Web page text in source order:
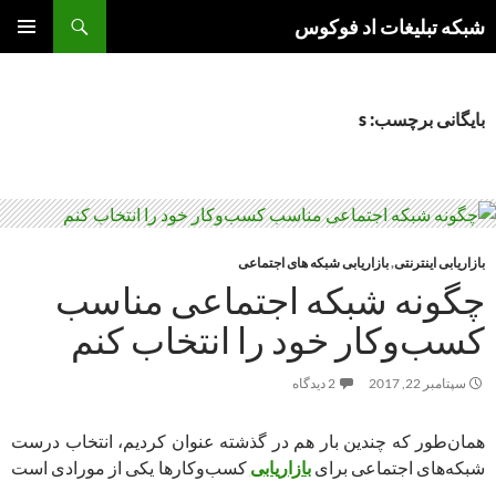
شبکه تبلیغات اد فوکوس
بایگانی برچسب: s
بازاریابی اینترنتی,بازاریابی شبکه های اجتماعی
چگونه شبکه اجتماعی مناسب
کسب‌وکار خود را انتخاب کنم
سپتامبر 22, 2017 2 دیدگاه
همان‌طور که چندین بار هم در گذشته عنوان کردیم،‌ انتخاب درست
شبکه‌های اجتماعی برایبازاریابی کسب‌‌وکارها یکی از مورادی است